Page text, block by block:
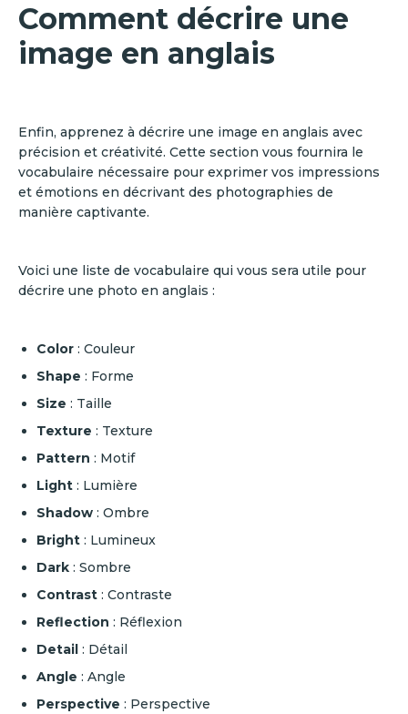
Comment décrire une
image en anglais
Enfin, apprenez à décrire une image en anglais avec
précision et créativité. Cette section vous fournira le
vocabulaire nécessaire pour exprimer vos impressions
et émotions en décrivant des photographies de
manière captivante.
Voici une liste de vocabulaire qui vous sera utile pour
décrire une photo en anglais :
Color : Couleur
Shape : Forme
Size : Taille
Texture : Texture
Pattern : Motif
Light : Lumière
Shadow : Ombre
Bright : Lumineux
Dark : Sombre
Contrast : Contraste
Reflection : Réflexion
Detail : Détail
Angle : Angle
Perspective : Perspective